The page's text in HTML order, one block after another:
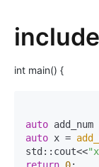
include
int main() {
auto add_num
auto x =
std::cout<<